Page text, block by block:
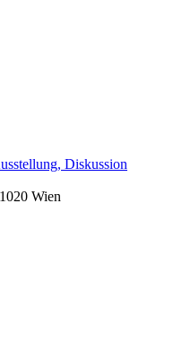
Diskussion
Wien